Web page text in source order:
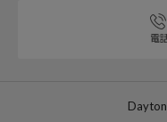
電